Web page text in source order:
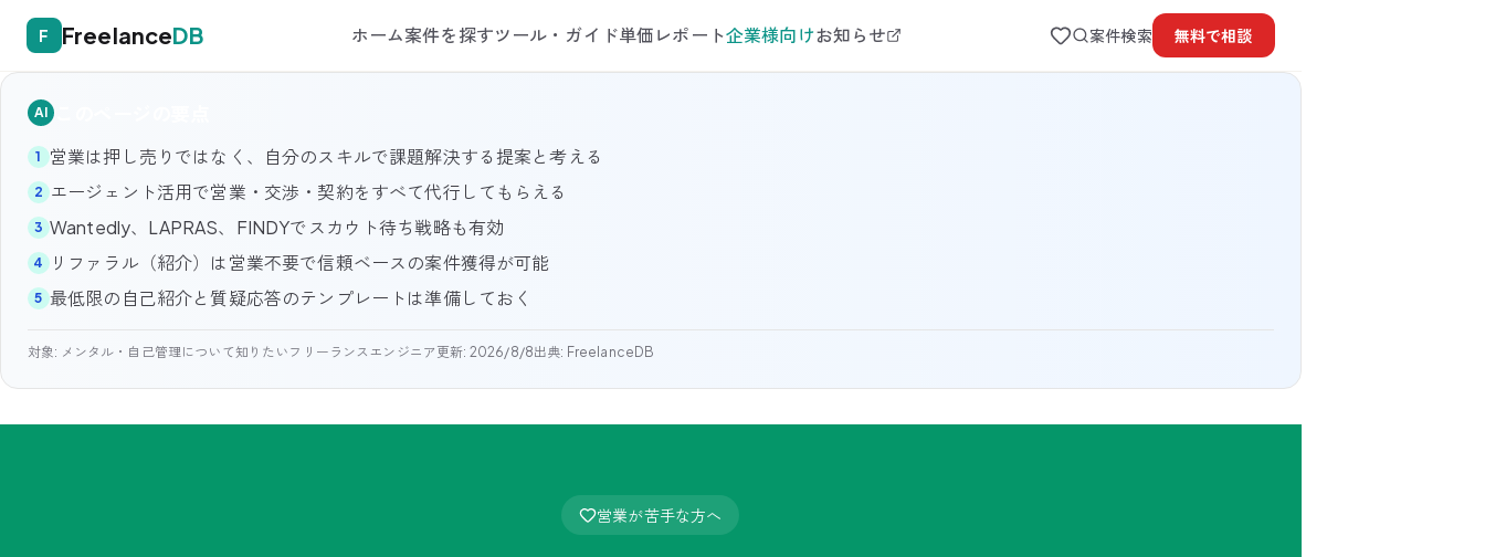
F FreelanceDB ホーム案件を探すツール・ガイド単価レポート企業様向けお知らせ 案件検索 無料で相談
AI
1 営業は押し売りではなく、自分のスキルで課題解決する提案と考える
2 エージェント活用で営業・交渉・契約をすべて代行してもらえる
3 Wantedly、LAPRAS、FINDYでスカウト待ち戦略も有効
4 リファラル（紹介）は営業不要で信頼ベースの案件獲得が可能
5 最低限の自己紹介と質疑応答のテンプレートは準備しておく
対象: メンタル・自己管理について知りたいフリーランスエンジニア 更新: 2026/8/8出典: FreelanceDB
営業が苦手な方へ